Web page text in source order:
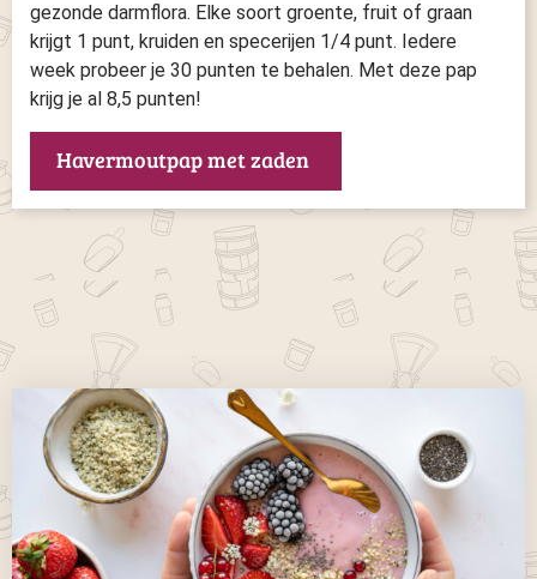
gezonde darmflora. Elke soort groente, fruit of graan
krijgt 1 punt, kruiden en specerijen 1/4 punt. Iedere
week probeer je 30 punten te behalen. Met deze pap
krijg je al 8,5 punten!
Havermoutpap met zaden